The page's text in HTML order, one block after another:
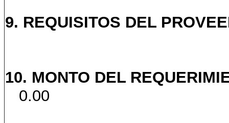
9. REQUISITOS DEL
10. MONTO DEL
0.00